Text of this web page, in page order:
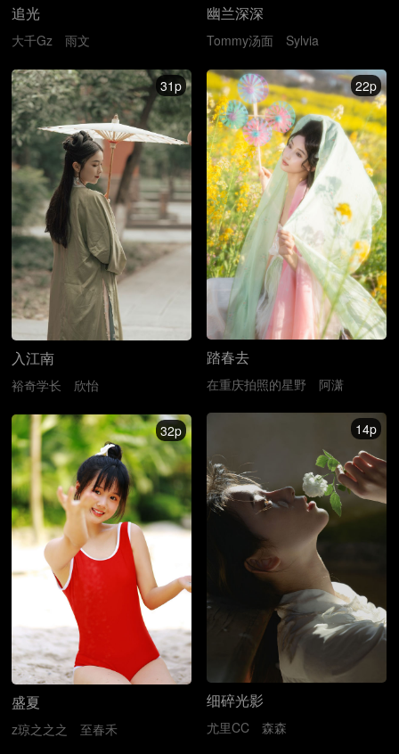
追光
大千Gz 雨文
幽兰深深
Tommy汤面 Sylvia
31p
入江南
裕奇学长 欣怡
22p
踏春去
在重庆拍照的星野 阿潇
14p
细碎光影
尤里CC 森森
32p
盛夏
z琼之之之 至春禾